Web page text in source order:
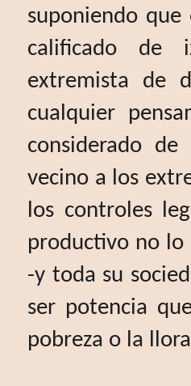
suponiendo
calificado de
extremista de
cualquier
considerado
vecino a los
los controles
productivo no lo
-y toda su
ser potencia
pobreza o la